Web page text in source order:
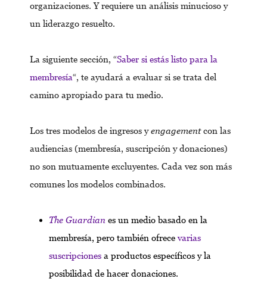
organizaciones. Y requiere un análisis minucioso y
un liderazgo resuelto.
La siguiente sección, “Saber si estás listo para la
membresía“, te ayudará a evaluar si se trata del
camino apropiado para tu medio.
Los tres modelos de ingresos yengagementcon las
audiencias (membresía, suscripción y donaciones)
no son mutuamente excluyentes. Cada vez son más
comunes los modelos combinados.
The Guardian es un medio basado en la
membresía, pero también ofrecevarias
suscripciones a productos específicos y la
posibilidad de hacer donaciones.